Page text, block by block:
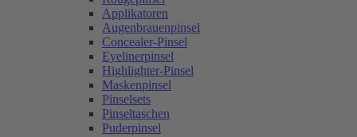
Applikatoren
Augenbrauenpinsel
Concealer-Pinsel
Eyelinerpinsel
Highlighter-Pinsel
Maskenpinsel
Pinselsets
Pinseltaschen
Puderpinsel